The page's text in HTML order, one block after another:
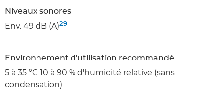
Niveaux sonores
Env. 49 dB (A)29
Environnement d'utilisation recommandé
5 à 35 °C 10 à 90 % d'humidité relative (sans
condensation)